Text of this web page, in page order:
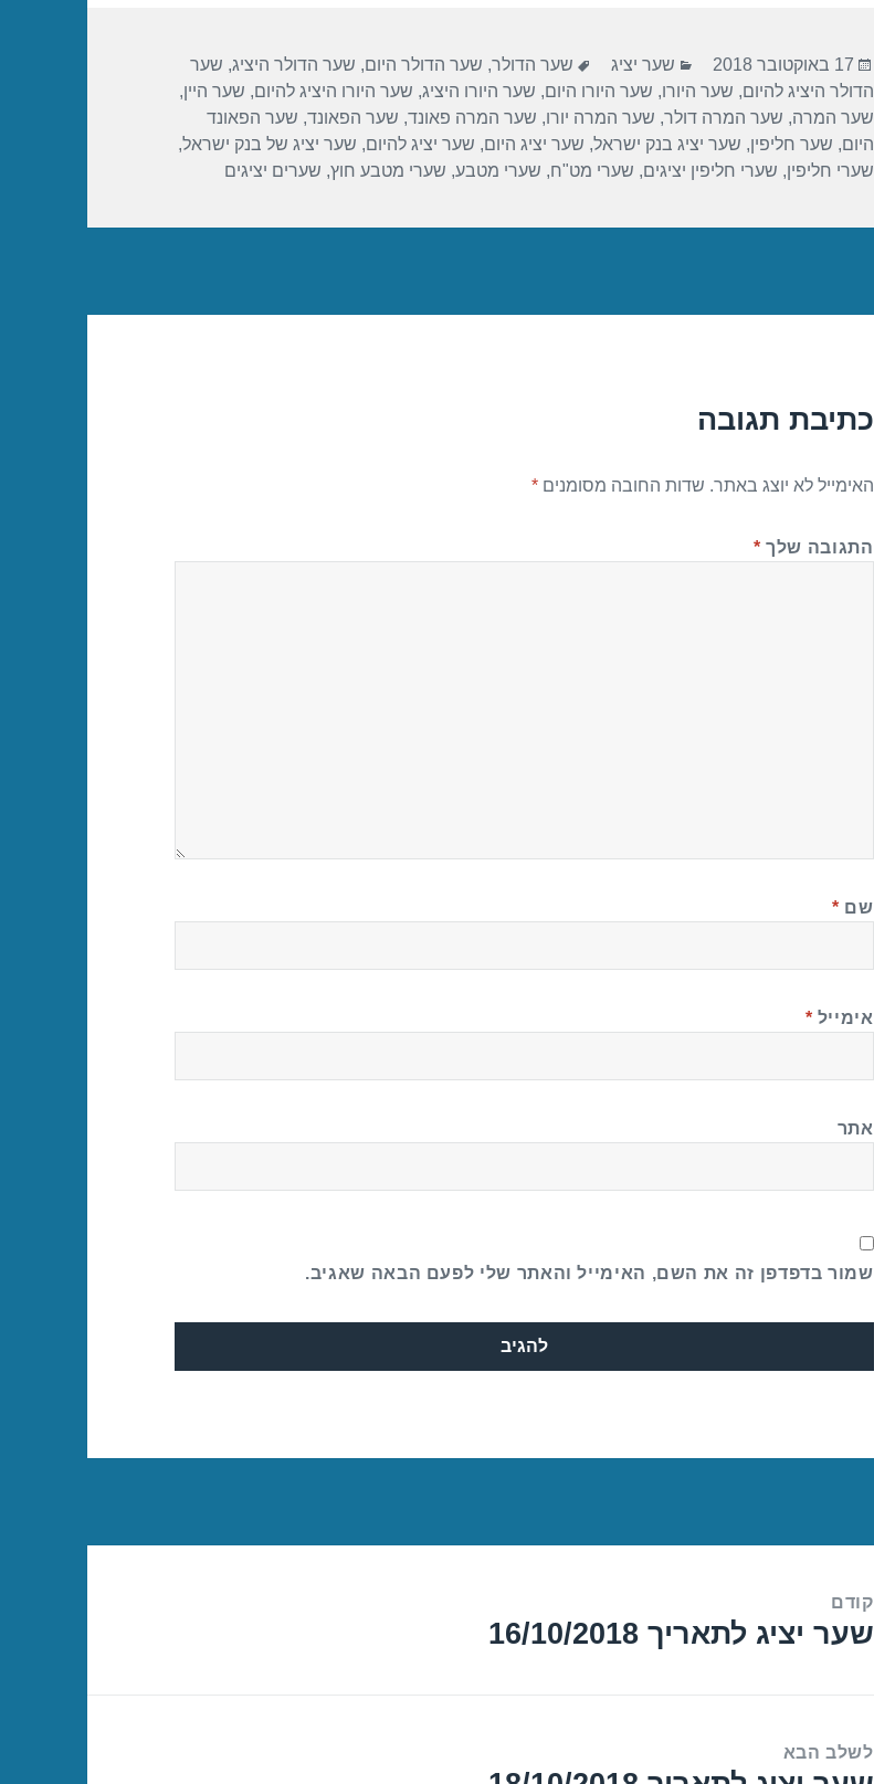
o
o
k
פורסם
בתאריך
17 באוקטובר 2018 קטגוריות
שער יציג תגיות
שער הדולר, שער הדולר היום, שער הדולר היציג, שער
הדולר היציג להיום, שער היורו, שער היורו היום, שער היורו היציג, שער היורו היציג להיום, שער היין,
שער המרה, שער המרה דולר, שער המרה יורו, שער המרה פאונד, שער הפאונד, שער הפאונד
היום, שער חליפין, שער יציג בנק ישראל, שער יציג היום, שער יציג להיום, שער יציג של בנק ישראל,
שערי חליפין, שערי חליפין יציגים, שערי מט"ח, שערי מטבע, שערי מטבע חוץ, שערים יציגים
כתיבת תגובה
האימייל לא יוצג באתר. שדות החובה מסומנים*
התגובה שלך *
שם *
אימייל *
אתר
שמור בדפדפן זה את השם, האימייל והאתר שלי לפעם הבאה שאגיב.
קודם
הפוסט
שער יציג לתאריך 16/10/2018
לשלב הבא